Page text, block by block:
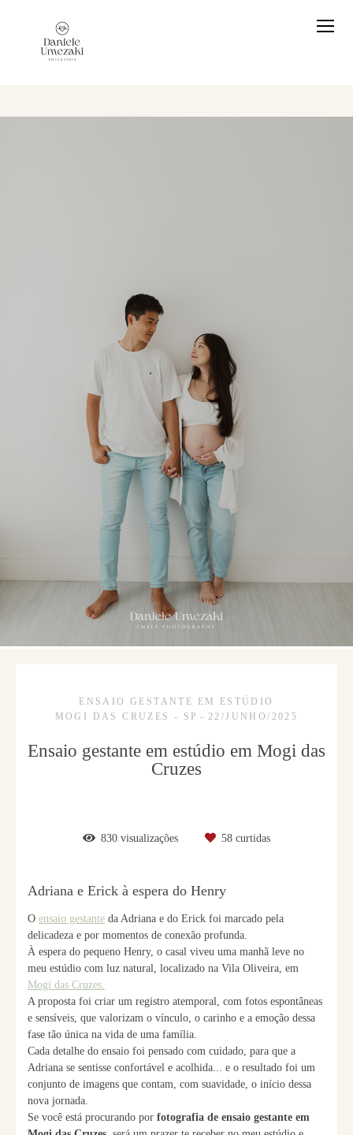
ENSAIO GESTANTE EM ESTÚDIO
MOGI DAS CRUZES - SP
22/JUNHO/2025
Ensaio gestante em estúdio em Mogi das
Cruzes
830 visualizações 58 curtidas
Adriana e Erick à espera do Henry
O ensaio gestante da Adriana e do Erick foi marcado pela
delicadeza e por momentos de conexão profunda.
À espera do pequeno Henry, o casal viveu uma manhã leve no
meu estúdio com luz natural, localizado na Vila Oliveira, em
Mogi das Cruzes.
A proposta foi criar um registro atemporal, com fotos espontâneas
e sensíveis, que valorizam o vínculo, o carinho e a emoção dessa
fase tão única na vida de uma família.
Cada detalhe do ensaio foi pensado com cuidado, para que a
Adriana se sentisse confortável e acolhida... e o resultado foi um
conjunto de imagens que contam, com suavidade, o início dessa
nova jornada.
Se você está procurando por fotografia de ensaio gestante em